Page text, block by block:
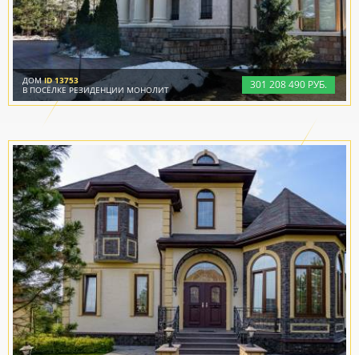
301 208490 РУБ.
ДОМID 13753
В ПОСЁЛКЕ РЕЗИДЕНЦИИ МОНОЛИТ